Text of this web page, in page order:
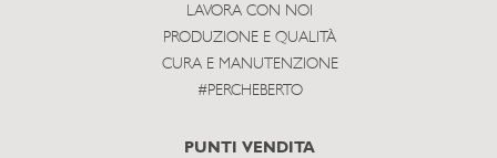
LAVORA CON NOI
PRODUZIONE E QUALITÀ
CURA E MANUTENZIONE
#PERCHEBERTO
PUNTI VENDITA